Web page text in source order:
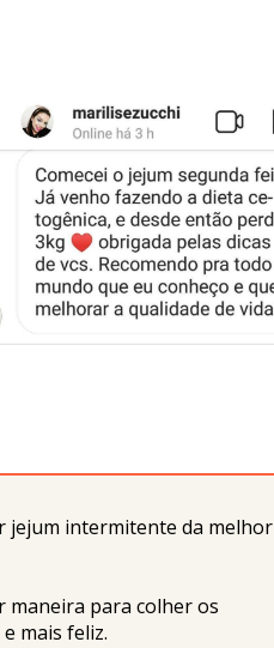
jejum intermitente da melhor
para colher os
mais feliz.